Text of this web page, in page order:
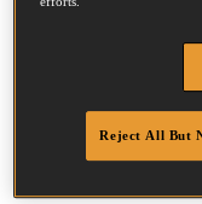
Reject All But